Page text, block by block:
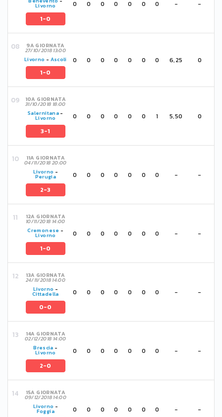
Livorno
1-0
0 0 0 0 0 0 0 - -
9A GIORNATA
27/10/2018 13:00
Livorno - Ascoli
1-0
0 0 0 0 0 0 0 6,25 0
10A GIORNATA
31/10/2018 18:00
Salernitana-
Livorno
3-1
0 0 0 0 0 0 1 5,50 0
11A GIORNATA
04/11/2018 20:00
Livorno -
Perugia
2-3
0 0 0 0 0 0 0 - -
12A GIORNATA
10/11/2018 14:00
Cremonese -
Livorno
1-0
0 0 0 0 0 0 0 - -
13A GIORNATA
24/11/2018 14:00
Livorno -
Cittadella
0-0
0 0 0 0 0 0 0 - -
14A GIORNATA
02/12/2018 14:00
Brescia -
Livorno
2-0
0 0 0 0 0 0 0 - -
15A GIORNATA
09/12/2018 14:00
Livorno -
Foggia 0 0 0 0 0 0 0 - -